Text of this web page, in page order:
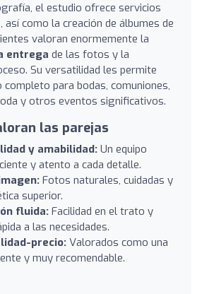
el estudio ofrece servicios
, así como la creación de álbumes de
valoran enormemente la
entrega de las fotos y la
Su versatilidad les permite
para bodas, comuniones,
y otros eventos significativos.
las parejas
y amabilidad: Un equipo
y atento a cada detalle.
Fotos naturales, cuidadas y
superior.
fluida: Facilidad en el trato y
a las necesidades.
precio: Valorados como una
y muy recomendable.